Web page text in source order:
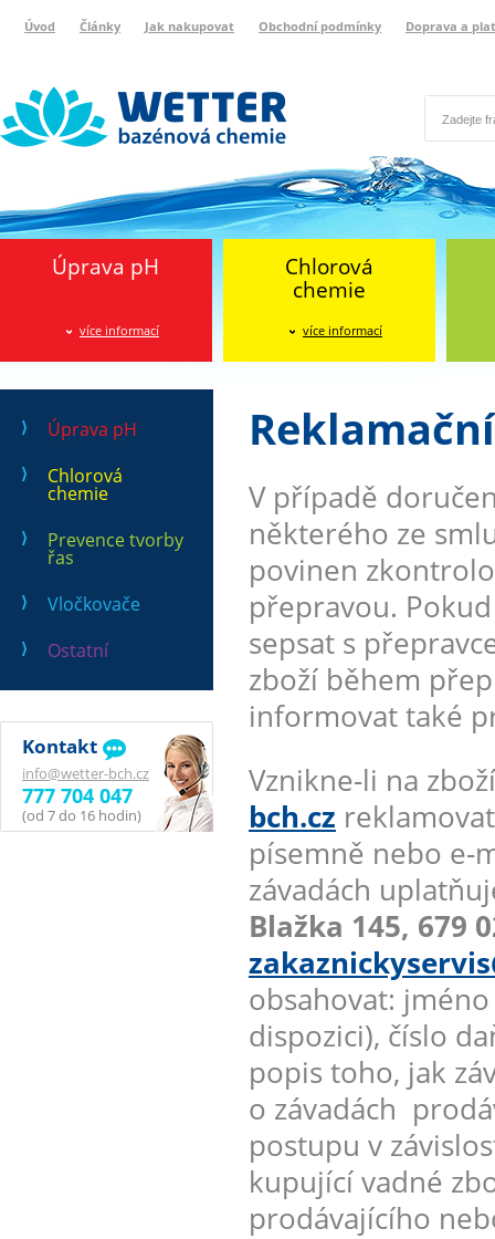
Úvod Články Jak nakupovat Obchodní podmínky Doprava a
Úprava pH
více informací
Chlorová
chemie
více informací
Úprava pH
Chlorová
chemie
Prevence tvorby
řas
Vločkovače
Ostatní
Kontakt
info@wetter-bch.cz
777 704 047
(od 7 do 16 hodin)
V případě
některého ze
povinen
přepravou.
sepsat s
zboží během
informovat také
Vznikne-li na
bch.cz
písemně nebo e-
závadách
Blažka 145, 679
obsahovat:
dispozici), číslo
popis toho, jak
o závadách
postupu v
kupující vadné
prodávajícího